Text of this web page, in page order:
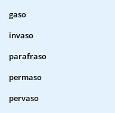
gaso
invaso
parafraso
permaso
pervaso